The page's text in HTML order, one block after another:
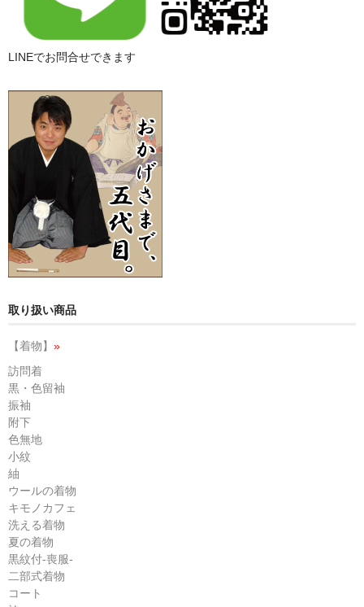
LINEでお問合せできます
取り扱い商品
【着物】 »
訪問着
黒・色留袖
振袖
附下
色無地
小紋
紬
ウールの着物
キモノカフェ
洗える着物
夏の着物
黒紋付-喪服-
二部式着物
コート